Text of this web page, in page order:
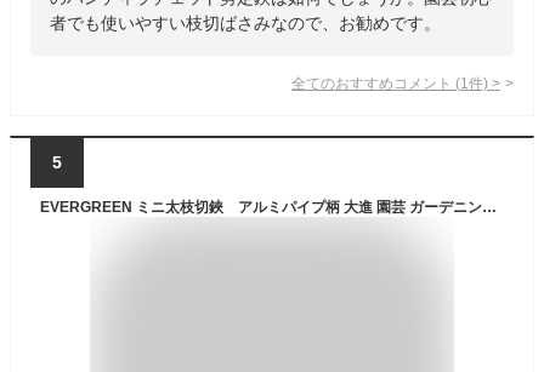
者でも使いやすい枝切ばさみなので、お勧めです。
全てのおすすめコメント (1 件) >
5
EVERGREEN ミニ太枝切鋏 アルミパイプ柄 大進 園芸 ガーデニング 農業 女性 庭 農作業 家庭菜園 枝切りはさみ 枝切りバサミ えだ 枝 はさみ ハサミ 高枝切鋏 大進 園芸 ガーデニング 農業 女性 庭 農作業 家庭菜園 用具 工具 安全 軽量 軽い 剪定 庭木 生垣 枝切りばさみ